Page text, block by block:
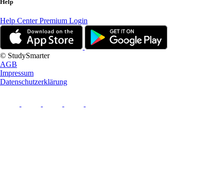
Help
Help CenterPremium Login
© StudySmarter
AGB
Impressum
Datenschutzerklärung